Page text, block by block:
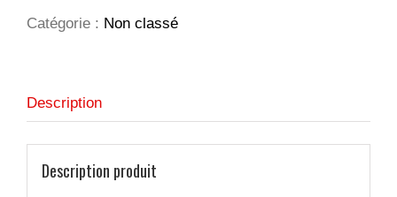
Catégorie : Non classé
Description
Description produit